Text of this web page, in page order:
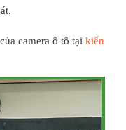
camera ô tô tại kiến